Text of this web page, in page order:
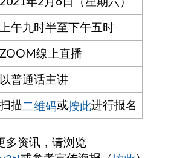
上午九时半至下午五时
ZOOM缐上直播
以普通话主讲
扫描二维码或按此进行报名
多资讯，请浏览